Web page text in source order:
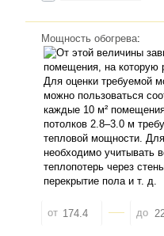
Мощность обогрева:
от до